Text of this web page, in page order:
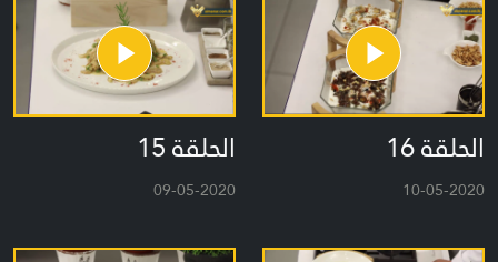
الحلقة 16
10-05-2020
الحلقة 15
09-05-2020